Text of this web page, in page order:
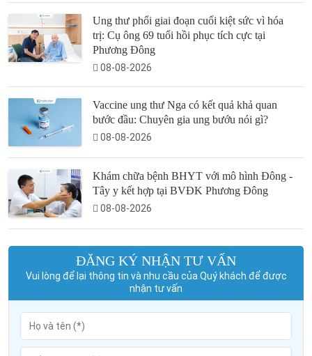
Ung thư phổi giai đoạn cuối kiệt sức vì hóa
trị: Cụ ông 69 tuổi hồi phục tích cực tại
Phương Đông
08-08-2026
Vaccine ung thư Nga có kết quả khả quan
bước đầu: Chuyên gia ung bướu nói gì?
08-08-2026
Khám chữa bệnh BHYT với mô hình Đông -
Tây y kết hợp tại BVĐK Phương Đông
08-08-2026
ĐĂNG KÝ NHẬN TƯ VẤN
Vui lòng để lại thông tin và nhu cầu của Quý khách để được
nhận tư vấn